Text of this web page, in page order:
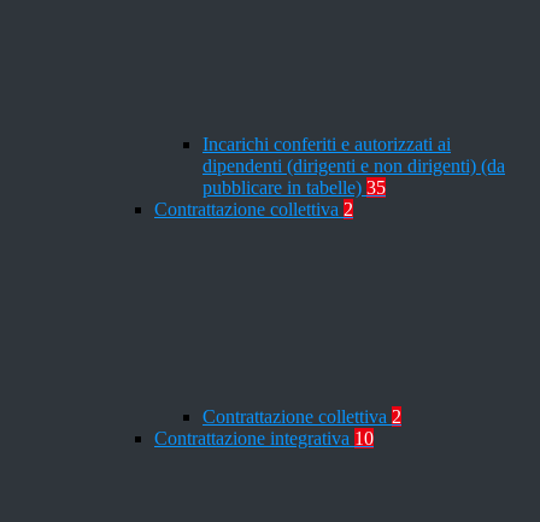
Incarichi conferiti e autorizzati ai
dipendenti (dirigenti e non dirigenti) (da
pubblicare in tabelle) 35
Contrattazione collettiva 2
Contrattazione collettiva 2
Contrattazione integrativa 10